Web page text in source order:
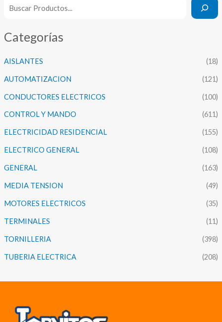
Categorías
AISLANTES (18)
AUTOMATIZACION (121)
CONDUCTORES ELECTRICOS (100)
CONTROL Y MANDO (611)
ELECTRICIDAD RESIDENCIAL (155)
ELECTRICO GENERAL (108)
GENERAL (163)
MEDIA TENSION (49)
MOTORES ELECTRICOS (35)
TERMINALES (11)
TORNILLERIA (398)
TUBERIA ELECTRICA (208)